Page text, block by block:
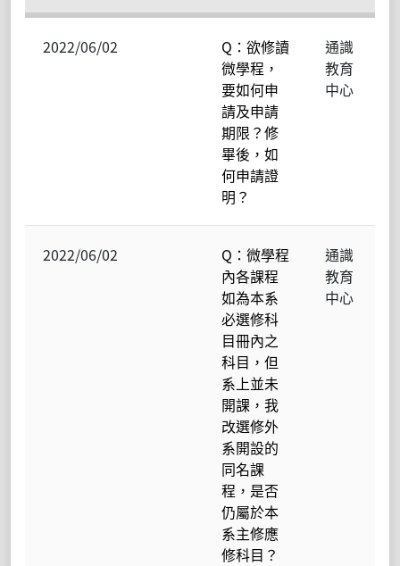
2022/06/02
Q：欲修讀
微學程，
要如何申
請及申請
期限？修
畢後，如
何申請證
明？
通識
教育
中心
2022/06/02
Q：微學程
內各課程
如為本系
必選修科
目冊內之
科目，但
系上並未
開課，我
改選修外
系開設的
同名課
程，是否
仍屬於本
系主修應
修科目？
通識
教育
中心